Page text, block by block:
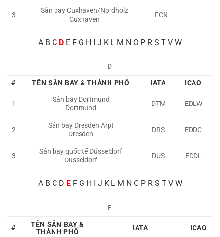
3
Sân bay Cuxhaven/Nordholz
Cuxhaven
FCN
A B C D E F G H I J K L M N O P R S T V W
D
#
TÊN SÂN BAY & THÀNH PHỐ IATA ICAO
1
Sân bay Dortmund
Dortmund
DTM EDLW
2
Sân bay Dresden Arpt
Dresden
DRS EDDC
3
Sân bay quốc tế Düsseldorf
Dusseldorf
DUS EDDL
A B C D EF G H I J K L M N O P R S T V W
E
#
TÊN SÂN BAY &
THÀNH PHỐ
IATA ICAO